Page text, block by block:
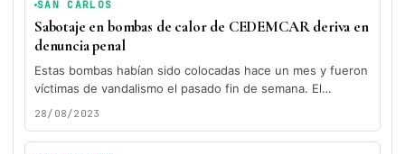
SAN CARLOS
Sabotaje en bombas de calor de CEDEMCAR deriva en
denuncia penal
Estas bombas habían sido colocadas hace un mes y fueron
víctimas de vandalismo el pasado fin de semana. El
alcalde,...
28/08/2023